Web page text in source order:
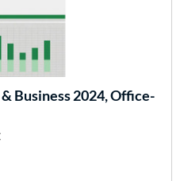
Business 2024, Office-